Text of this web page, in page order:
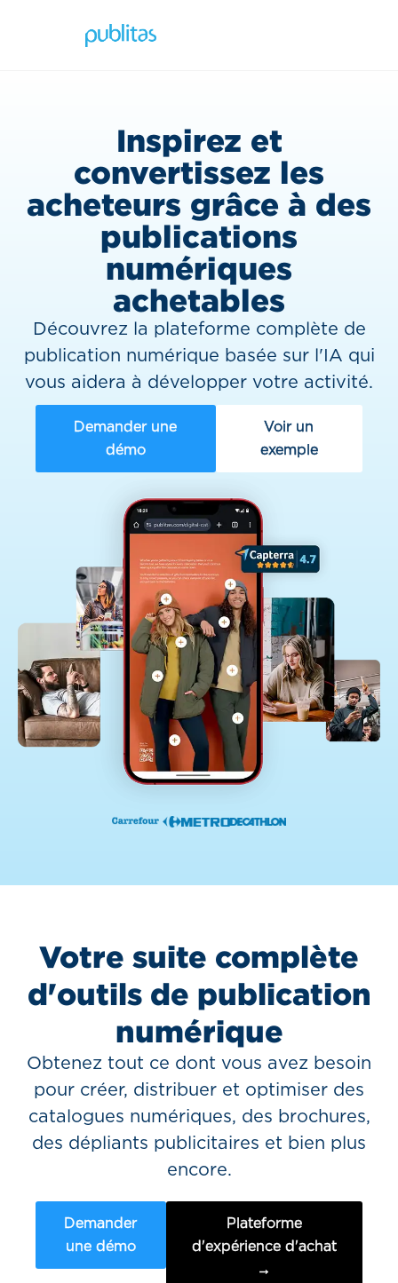
Inspirez et
convertissez les
acheteurs grâce à des
publications
numériques
achetables
Découvrez la plateforme complète de
publication numérique basée sur l'IA qui
vous aidera à développer votre activité.
Demander une
démo
Voir un
exemple
Votre suite complète
d'outils de publication
numérique
Obtenez tout ce dont vous avez besoin
pour créer, distribuer et optimiser des
catalogues numériques, des brochures,
des dépliants publicitaires et bien plus
encore.
Demander
une démo
Plateforme
d'expérience d'achat
→